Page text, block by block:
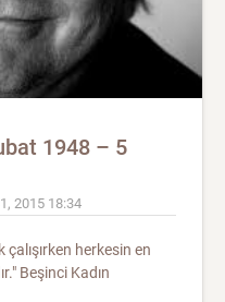
1948 – 5
2015 18:34
herkesin en
Beşinci Kadın